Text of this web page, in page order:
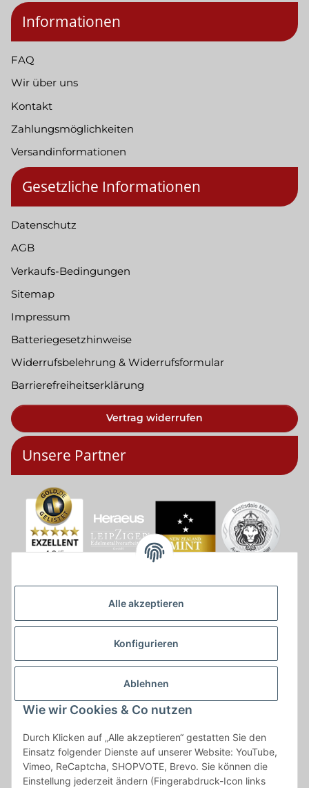
Alle akzeptieren
Konfigurieren
Ablehnen
Wie wir Cookies & Co nutzen
Durch Klicken auf „Alle akzeptieren“ gestatten Sie den
Einsatz folgender Dienste auf unserer Website: YouTube,
Vimeo, ReCaptcha, SHOPVOTE, Brevo. Sie können die
Einstellung jederzeit ändern (Fingerabdruck-Icon links
Informationen
FAQ
Wir über uns
Kontakt
Zahlungsmöglichkeiten
Versandinformationen
Gesetzliche Informationen
Datenschutz
AGB
Verkaufs-Bedingungen
Sitemap
Impressum
Batteriegesetzhinweise
Widerrufsbelehrung & Widerrufsformular
Barrierefreiheitserklärung
Vertrag widerrufen
Unsere Partner
* * Lieferzeiten gelten ab Zahlungseingang und innerhalb
Deutschland.Irrtümer vorbehalten. Angaben zur
Auflagenhöhe, Durchmesser, etc. werden nicht garantiert. Der
Kaufvertrag bleibt davon unbetroffen. Alle angegebenen Preise